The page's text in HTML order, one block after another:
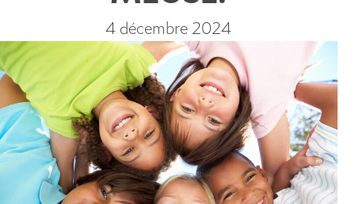
4 décembre 2024